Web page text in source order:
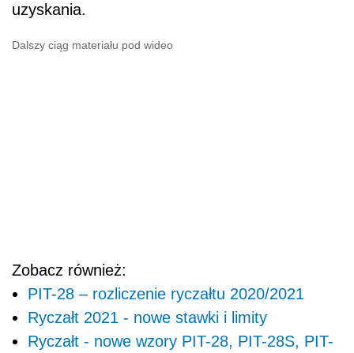
uzyskania.
Dalszy ciąg materiału pod wideo
Zobacz również:
PIT-28 – rozliczenie ryczałtu 2020/2021
Ryczałt 2021 - nowe stawki i limity
Ryczałt - nowe wzory PIT-28, PIT-28S, PIT-